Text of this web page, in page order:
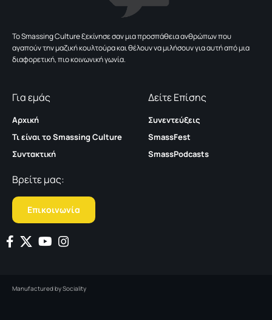
To Smassing Culture ξεκίνησε σαν μια προσπάθεια ανθρώπων που
αγαπούν την μαζική κουλτούρα και θέλουν να μιλήσουν για αυτή από μια
διαφορετική, πιο κοινωνική γωνία.
Για εμάς
Αρχική
Τι είναι το Smassing Culture
Συντακτική
Δείτε Επίσης
Συνεντεύξεις
SmassFest
SmassPodcasts
Βρείτε μας:
Επικοινωνία
Manufactured bySociality